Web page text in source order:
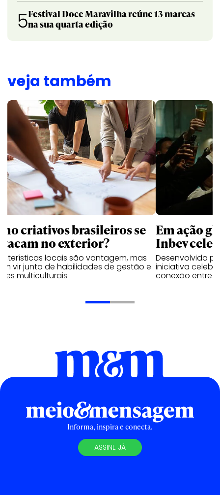
5Festival Doce Maravilha reúne 13 marcas
na sua quarta edição
veja também
criativos brasileiros se
no exterior?
locais são vantagem, mas
vir junto de habilidades de gestão e
multiculturais
Em ação
Inbev
Desenvolvida
iniciativa
conexão entre
Informa, inspira e conecta.
ASSINE JÁ